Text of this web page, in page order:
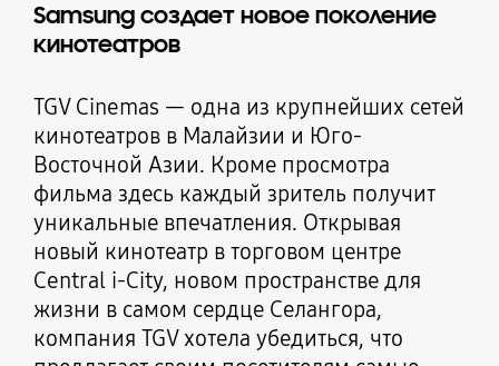
Samsung создает новое поколение
кинотеатров
TGV Cinemas — одна из крупнейших сетей
кинотеатров в Малайзии и Юго-
Восточной Азии. Кроме просмотра
фильма здесь каждый зритель получит
уникальные впечатления. Открывая
новый кинотеатр в торговом центре
Central i-City, новом пространстве для
жизни в самом сердце Селангора,
компания TGV хотела убедиться, что